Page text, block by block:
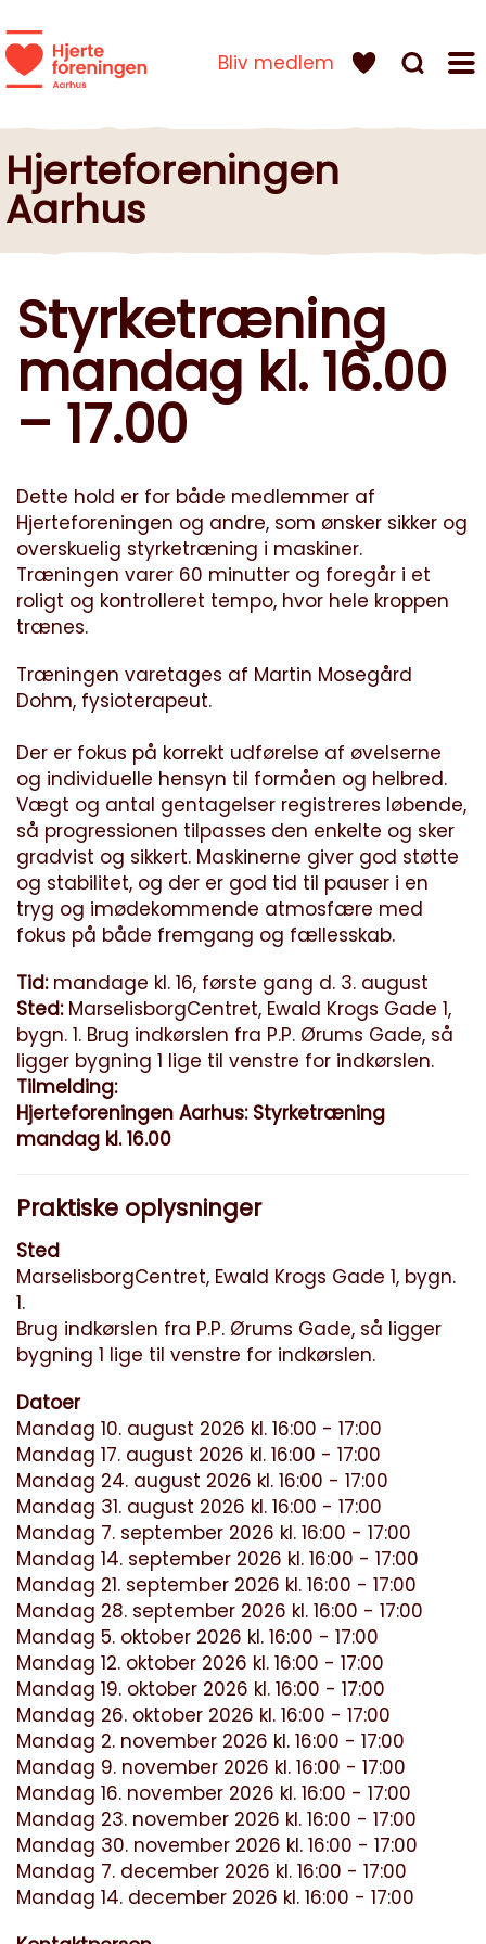
Bliv medlem
Hjerteforeningen
Aarhus
Styrketræning
mandag kl. 16.00
– 17.00
Dette hold er for både medlemmer af
Hjerteforeningen og andre, som ønsker sikker og
overskuelig styrketræning i maskiner.
Træningen varer 60 minutter og foregår i et
roligt og kontrolleret tempo, hvor hele kroppen
trænes.
Træningen varetages af Martin Mosegård
Dohm, fysioterapeut.
Der er fokus på korrekt udførelse af øvelserne
og individuelle hensyn til formåen og helbred.
Vægt og antal gentagelser registreres løbende,
så progressionen tilpasses den enkelte og sker
gradvist og sikkert. Maskinerne giver god støtte
og stabilitet, og der er god tid til pauser i en
tryg og imødekommende atmosfære med
fokus på både fremgang og fællesskab.
Tid:mandage kl. 16, første gang d. 3. august
Sted:MarselisborgCentret, Ewald Krogs Gade 1,
bygn. 1. Brug indkørslen fra P.P. Ørums Gade, så
ligger bygning 1 lige til venstre for indkørslen.
Tilmelding:
Hjerteforeningen Aarhus: Styrketræning
mandag kl. 16.00
Praktiske oplysninger
Sted
MarselisborgCentret, Ewald Krogs Gade 1, bygn.
1.
Brug indkørslen fra P.P. Ørums Gade, så ligger
bygning 1 lige til venstre for indkørslen.
Datoer
Mandag 10. august 2026 kl. 16:00 - 17:00
Mandag 17. august 2026 kl. 16:00 - 17:00
Mandag 24. august 2026 kl. 16:00 - 17:00
Mandag 31. august 2026 kl. 16:00 - 17:00
Mandag 7. september 2026 kl. 16:00 - 17:00
Mandag 14. september 2026 kl. 16:00 - 17:00
Mandag 21. september 2026 kl. 16:00 - 17:00
Mandag 28. september 2026 kl. 16:00 - 17:00
Mandag 5. oktober 2026 kl. 16:00 - 17:00
Mandag 12. oktober 2026 kl. 16:00 - 17:00
Mandag 19. oktober 2026 kl. 16:00 - 17:00
Mandag 26. oktober 2026 kl. 16:00 - 17:00
Mandag 2. november 2026 kl. 16:00 - 17:00
Mandag 9. november 2026 kl. 16:00 - 17:00
Mandag 16. november 2026 kl. 16:00 - 17:00
Mandag 23. november 2026 kl. 16:00 - 17:00
Mandag 30. november 2026 kl. 16:00 - 17:00
Mandag 7. december 2026 kl. 16:00 - 17:00
Mandag 14. december 2026 kl. 16:00 - 17:00